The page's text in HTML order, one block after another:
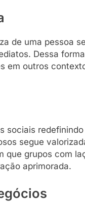
de uma pessoa
Dessa
em outros
sociais
segue
que grupos com
aprimorada.